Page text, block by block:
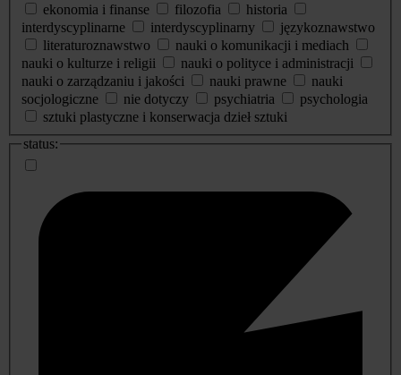
ekonomia i finanse
filozofia
historia
interdyscyplinarne
interdyscyplinarny
językoznawstwo
literaturoznawstwo
nauki o komunikacji i mediach
nauki o kulturze i religii
nauki o polityce i administracji
nauki o zarządzaniu i jakości
nauki prawne
nauki
socjologiczne
nie dotyczy psychiatria
psychologia
sztuki plastyczne i konserwacja dzieł sztuki
status: